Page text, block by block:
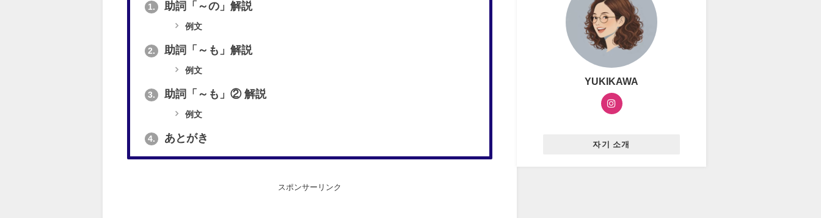
1. 助詞「～の」解説
例文
2. 助詞「～も」解説
例文
3. 助詞「～も」② 解説
例文
4. あとがき
スポンサーリンク
YUKIKAWA
자기 소개